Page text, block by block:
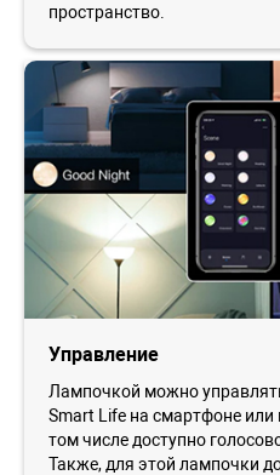
пространство.
Управление
Лампочкой можно
Smart Life на смартфоне
том числе доступно
Также, для этой лампочки